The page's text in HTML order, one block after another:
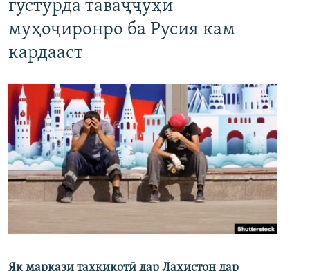
густурда таваҷҷуҳи
муҳоҷиронро ба Русия кам
кардааст
Як маркази таҳқиқотӣ дар Лаҳистон дар